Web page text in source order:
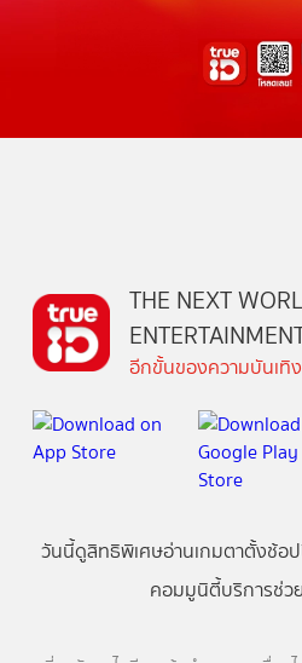
THE NEXT
อีกขั้นของความบันเทิ
วันนี้ดูสิทธิพิเศษอ่านเกมตาตั้งช้อ
คอมมูนิตี้บริการช่ว